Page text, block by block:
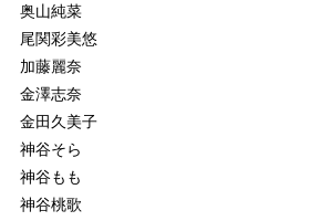
奥山純菜
尾関彩美悠
加藤麗奈
金澤志奈
金田久美子
神谷そら
神谷もも
神谷桃歌